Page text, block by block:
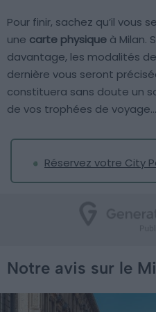
Pour finir, sachez qu’il vous
une carte physique à Milan.
davantage, les modalités
dernière vous seront
constituera sans doute un
de vos trophées de
Réservez votre City
Notre avis sur le